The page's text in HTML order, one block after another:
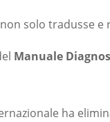
solo tradusse
Manuale
ha